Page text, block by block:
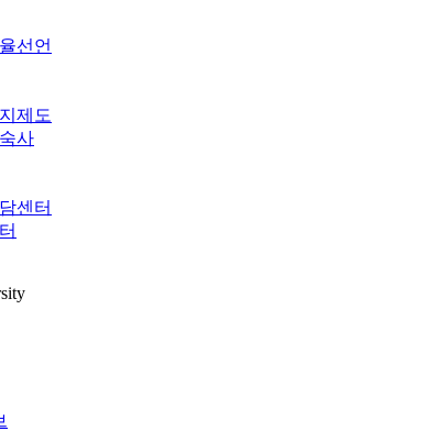
선언
제도
사
센터